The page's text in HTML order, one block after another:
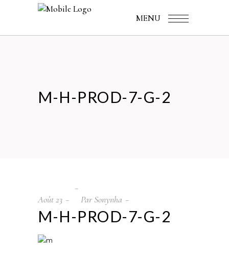
MENU
M-H-PROD-7-G-2
Août23 Par Sonynha
M-H-PROD-7-G-2